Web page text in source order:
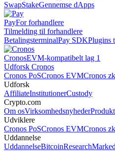
SwapStakeGennemse dApps
PayFor forhandlere
Tilmelding til forhandlere
BetalingsterminalPay SDKPlugins
CronosEVM-kompatibelt lag 1
Udforsk Cronos
Cronos PoSCronos EVMCronos
Udforsk
AffiliateInstitutionerCustody
Crypto.com
Om osVirksomhedsnyheder
Udviklere
Cronos PoSCronos EVMCronos
Uddannelse
UddannelseBitcoinResearch